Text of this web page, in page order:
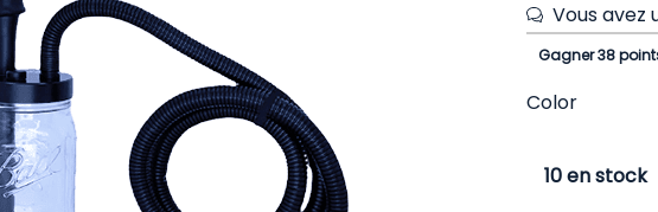
Vous avez
Gagner 38
Color
10 en stock